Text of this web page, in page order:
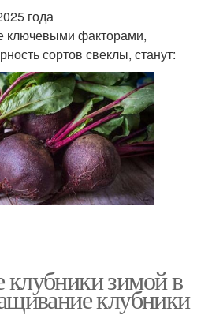
года
ключевыми факторами,
сортов свеклы, станут:
зимой в
клубники